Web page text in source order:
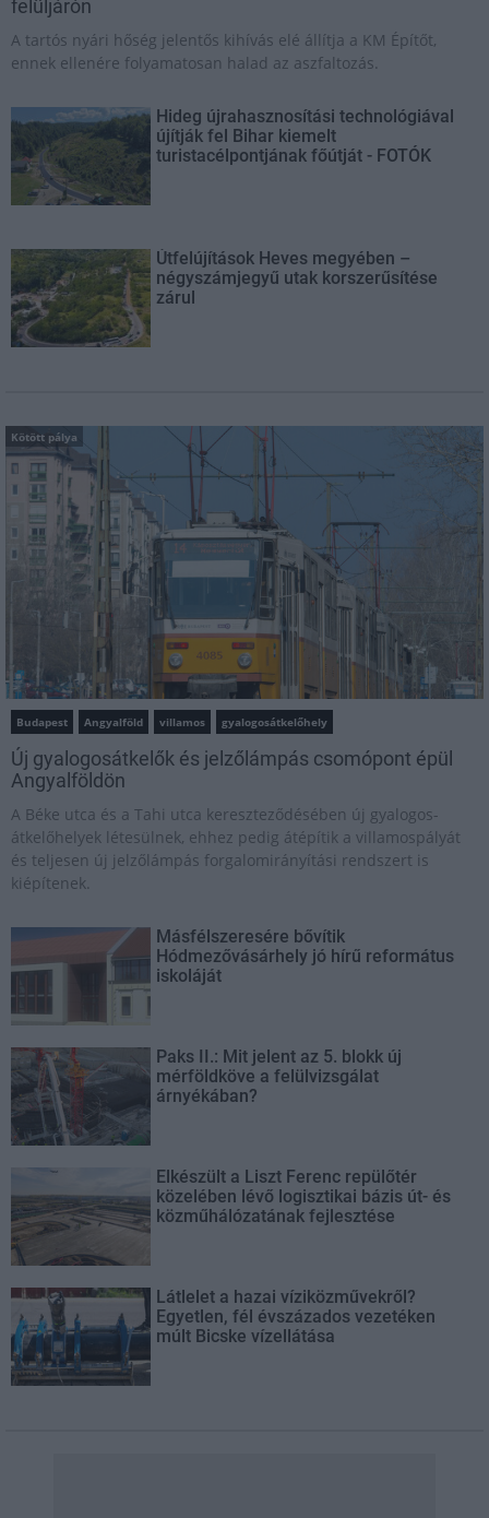
felüljárón
A tartós nyári hőség jelentős kihívás elé állítja a KM Építőt,
ennek ellenére folyamatosan halad az aszfaltozás.
Hideg újrahasznosítási technológiával
újítják fel Bihar kiemelt
turistacélpontjának főútját - FOTÓK
Útfelújítások Heves megyében –
négyszámjegyű utak korszerűsítése
zárul
Kötött pálya
Budapest Angyalföld villamos gyalogosátkelőhely
Új gyalogosátkelők és jelzőlámpás csomópont épül
Angyalföldön
A Béke utca és a Tahi utca kereszteződésében új gyalogos-
átkelőhelyek létesülnek, ehhez pedig átépítik a villamospályát
és teljesen új jelzőlámpás forgalomirányítási rendszert is
kiépítenek.
Másfélszeresére bővítik
Hódmezővásárhely jó hírű református
iskoláját
Paks II.: Mit jelent az 5. blokk új
mérföldköve a felülvizsgálat
árnyékában?
Elkészült a Liszt Ferenc repülőtér
közelében lévő logisztikai bázis út- és
közműhálózatának fejlesztése
Látlelet a hazai víziközművekről?
Egyetlen, fél évszázados vezetéken
múlt Bicske vízellátása